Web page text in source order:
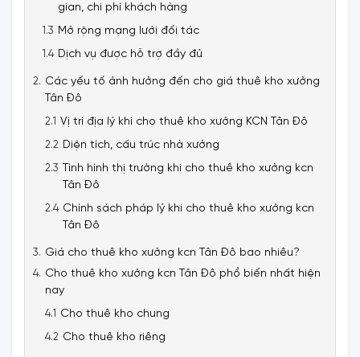
gian, chi phí khách hàng
Mở rộng mạng lưới đối tác
Dịch vụ được hỗ trợ đầy đủ
Các yếu tố ảnh hưởng đến cho giá thuê kho xưởng
Tân Đô
Vị trí địa lý khi cho thuê kho xưởng KCN Tân Đô
Diện tích, cấu trúc nhà xưởng
Tình hình thị trường khi cho thuê kho xưởng kcn
Tân Đô
Chính sách pháp lý khi cho thuê kho xưởng kcn
Tân Đô
Giá cho thuê kho xưởng kcn Tân Đô bao nhiêu?
Cho thuê kho xưởng kcn Tân Đô phổ biến nhất hiện
nay
Cho thuê kho chung
Cho thuê kho riêng